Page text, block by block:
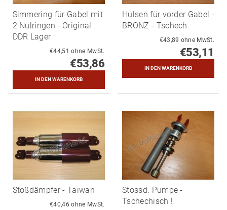
Simmering für Gabel mit
2 Nulringen - Original
DDR Lager
€44,51 ohne MwSt.
€53,86
Hülsen für vorder Gabel -
BRONZ - Tschech.
€43,89 ohne MwSt.
€53,11
Stoßdämpfer - Taiwan
€40,46 ohne MwSt.
Stossd. Pumpe -
Tschechisch !